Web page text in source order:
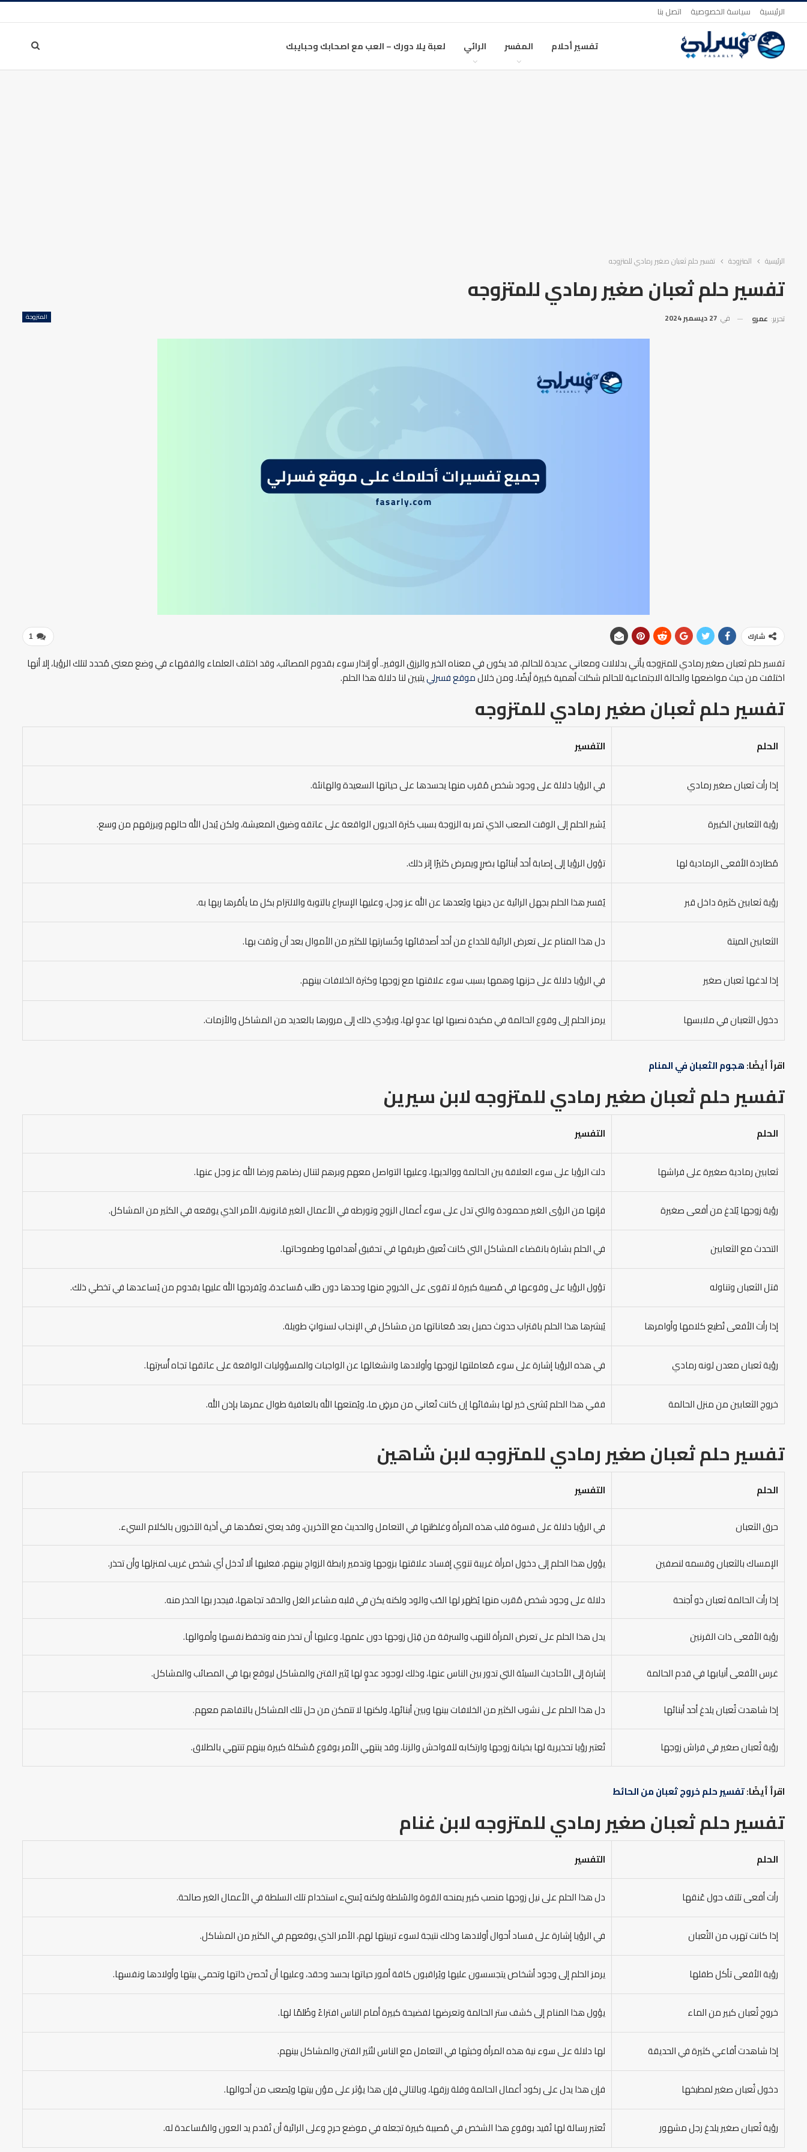
الرئيسية سياسة الخصوصية اتصل بنا
تفسير أحلام المفسر الرائي لعبة يلا دورك – العب مع اصحابك وحبايبك
الرئيسية المتزوجة تفسير حلم ثعبان صغير رمادي للمتزوجه
تفسير حلم ثعبان صغير رمادي للمتزوجه
المتزوجة تحرير: عمرو في 27 ديسمبر 2024
1 شارك
تفسير حلم ثعبان صغير رمادي للمتزوجه يأتي بدلالات ومعاني عديدة للحالم، قد يكون في معناه الخير والرزق الوفير.. أو إنذار سوء بقدوم المصائب، وقد اختلف العلماء والفقهاء في وضع معنى مُحدد لتلك الرؤيا، إلا أنها
اختلفت من حيث مواضعها والحالة الاجتماعية للحالم شكلت أهمية كبيرة أيضًا، ومن خلالموقع فسرلييتبين لنا دلالة هذا الحلم.
تفسير حلم ثعبان صغير رمادي للمتزوجه
الحلم التفسير
إذا رأت ثعبان صغير رمادي في الرؤيا دلالة على وجود شخص مُقرب منها يحسدها على حياتها السعيدة والهانئة.
رؤية الثعابين الكبيرة يُشير الحلم إلى الوقت الصعب الذي تمر به الزوجة بسبب كثرة الديون الواقعة على عاتقه وضيق المعيشة، ولكن يُبدل الله حالهم ويرزقهم من وسع.
مُطاردة الأفعى الرمادية لها تؤول الرؤيا إلى إصابة أحد أبنائها بضررٍ ويمرض كثيرًا إثر ذلك.
رؤية ثعابين كثيرة داخل قبر يُفسر هذا الحلم بجهل الرائية عن دينها وبُعدها عن الله عز وجل، وعليها الإسراع بالتوبة والالتزام بكل ما يأمُرها ربها به.
الثعابين الميتة دل هذا المنام على تعرض الرائية للخداع من أحد أصدقائها وخُسارتها للكثير من الأموال بعد أن وثقت بها.
إذا لدغها ثعبان صغير في الرؤيا دلالة على حزنها وهمها بسبب سوء علاقتها مع زوجها وكثرة الخلافات بينهم.
دخول الثعبان في ملابسها يرمز الحلم إلى وقوع الحالمة في مكيدة نصبها لها عدوٍ لها، ويؤدي ذلك إلى مرورها بالعديد من المشاكل والأزمات.
اقرأ أيضًا:هجوم الثعبان في المنام
تفسير حلم ثعبان صغير رمادي للمتزوجه لابن سيرين
الحلم التفسير
ثعابين رمادية صغيرة على فراشها دلت الرؤيا على سوء العلاقة بين الحالمة ووالديها، وعليها التواصل معهم وبرهم لتنال رضاهم ورضا الله عز وجل عنها.
رؤية زوجها يُلدغ من أفعى صغيرة فإنها من الرؤى الغير محمودة والتي تدل على سوء أعمال الزوج وتورطه في الأعمال الغير قانونية، الأمر الذي يوقعه في الكثير من المشاكل.
التحدث مع الثعابين في الحلم بشارة بانقضاء المشاكل التي كانت تُعيق طريقها في تحقيق أهدافها وطموحاتها.
قتل الثعبان وتناوله تؤول الرؤيا على وقوعها في مُصيبة كبيرة لا تقوى على الخروج منها وحدها دون طلب مُساعدة، ويُفرجها الله عليها بقدوم من يُساعدها في تخطي ذلك.
إذا رأت الأفعى تُطيع كلامها وأوامرها يُبشرها هذا الحلم باقتراب حدوث حميل بعد مُعاناتها من مشاكل في الإنجاب لسنواتٍ طويلة.
رؤية ثعبان معدن لونه رمادي في هذه الرؤيا إشارة على سوء مُعاملتها لزوجها وأولادها وانشغالها عن الواجبات والمسؤوليات الواقعة على عاتقها تجاه أُسرتها.
خروج الثعابين من منزل الحالمة ففي هذا الحلم بُشرى خير لها بشفائها إن كانت تُعاني من مرضٍ ما، ويُمتعها الله بالعافية طوال عمرها بإذن الله.
تفسير حلم ثعبان صغير رمادي للمتزوجه لابن شاهين
الحلم التفسير
حرق الثعبان في الرؤيا دلالة على قسوة قلب هذه المرأة وغلظتها في التعامل والحديث مع الآخرين، وقد يعني تعمُدها في أذية الآخرون بالكلام السيء.
الإمساك بالثعبان وقسمه لنصفين يؤول هذا الحلم إلى دخول امرأة غريبة تنوي إفساد علاقتها بزوجها وتدمير رابطة الزواج بينهم، فعليها ألا تُدخل أي شخص غريب لمنزلها وأن تحذر.
إذا رأت الحالمة ثعبان ذو أجنحة دلالة على وجود شخص مُقرب منها يُظهر لها الحُب والود ولكنه يكن في قلبه مشاعر الغل والحقد تجاهها، فيجدر بها الحذر منه.
رؤية الأفعى ذات القرنين يدل هذا الحلم على تعرض المرأة للنهب والسرقة من قِبَل زوجها دون علمها، وعليها أن تحذر منه وتحفظ نفسها وأموالها.
غرس الأفعى أنيابها في قدم الحالمة إشارة إلى الأحاديث السيئة التي تدور بين الناس عنها، وذلك لوجود عدوٍ لها يُثير الفتن والمشاكل ليوقع بها في المصائب والمشاكل.
إذا شاهدت ثُعبان يلدغ أحد أبنائها دل هذا الحلم على نشوب الكثير من الخلافات بينها وبين أبنائها، ولكنها لا تتمكن من حل تلك المشاكل بالتفاهم معهم.
رؤية ثُعبان صغير في فراش زوجها تُعتبر رؤيا تحذيرية لها بخيانة زوجها وارتكابه للفواحش والزنا، وقد ينتهي الأمر بوقوع مُشكلة كبيرة بينهم تنتهي بالطلاق.
اقرأ أيضًا:تفسير حلم خروج ثعبان من الحائط
تفسير حلم ثعبان صغير رمادي للمتزوجه لابن غنام
الحلم التفسير
رأت أفعى تلتف حول عُنقها دل هذا الحلم على نيل زوجها منصب كبير يمنحه القوة والسُلطة ولكنه يُسيء استخدام تلك السلطة في الأعمال الغير صالحة.
إذا كانت تهرب من الثُعبان في الرؤيا إشارة على فساد أحوال أولادها وذلك نتيجة لسوء تربيتها لهم، الأمر الذي يوقعهم في الكثير من المشاكل.
رؤية الأفعى تأكل طفلها يرمز الحلم إلى وجود أشخاص يتجسسون عليها ويُراقبون كافة أمور حياتها بحسد وحقد، وعليها أن تُحصن ذاتها وتحمي بيتها وأولادها ونفسها.
خروج ثُعبان كبير من الماء يؤول هذا المنام إلى كشف ستر الحالمة وتعرضها لفضيحة كبيرة أمام الناس افتراءً وظُلمًا لها.
إذا شاهدت أفاعي كثيرة في الحديقة لها دلالة على سوء نية هذه المرأة وخبثها في التعامل مع الناس لتُثير الفتن والمشاكل بينهم.
دخول ثُعبان صغير لمطبخها فإن هذا يدل على ركود أعمال الحالمة وقلة رزقها، وبالتالي فإن هذا يؤثر على مؤن بيتها ويُصعب من أحوالها.
رؤية ثُعبان صغير يلدغ رجل مشهور تُعتبر رسالة لها تُفيد بوقوع هذا الشخص في مُصيبة كبيرة تجعله في موضع حرج وعلى الرائية أن تُقدم يد العون والمُساعدة له.